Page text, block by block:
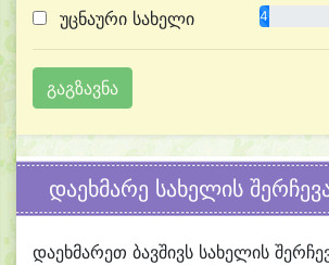
უცნაური სახელი 4.8%
დაეხმარე სახელის
დაეხმარეთ ბავშივს სახელის